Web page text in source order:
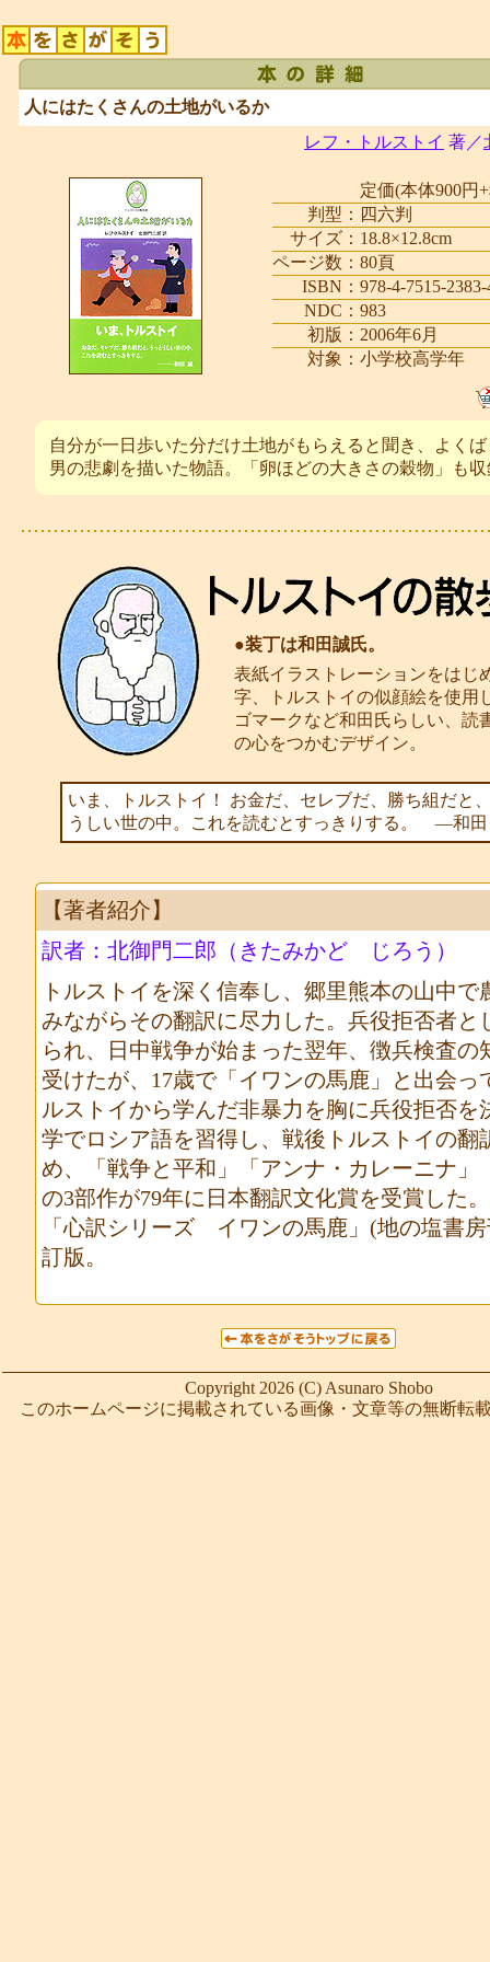
人にはたくさんの土地がいるか
レフ・トルストイ 著／
定価(本体900円
判型： 四六判
サイズ： 18.8×12.8cm
ページ数： 80頁
ISBN： 978-4-7515-2383-
NDC： 983
初版： 2006年6月
対象： 小学校高学年
自分が一日歩いた分だけ土地がもらえると聞き、よく
男の悲劇を描いた物語。「卵ほどの大きさの穀物」も
●装丁は和田誠氏。
表紙イラストレーションをはじ
字、トルストイの似顔絵を使用
ゴマークなど和田氏らしい、読
の心をつかむデザイン。
いま、トルストイ！ お金だ、セレブだ、勝ち組だと
うしい世の中。これを読むとすっきりする。 ―和
【著者紹介】
訳者：北御門二郎（きたみかど じろう）
トルストイを深く信奉し、郷里熊本の山中で
みながらその翻訳に尽力した。兵役拒否者と
られ、日中戦争が始まった翌年、徴兵検査の
受けたが、17歳で「イワンの馬鹿」と出会っ
ルストイから学んだ非暴力を胸に兵役拒否を
学でロシア語を習得し、戦後トルストイの翻
め、「戦争と平和」「アンナ・カレーニナ」
の3部作が79年に日本翻訳文化賞を受賞した
「心訳シリーズ イワンの馬鹿」(地の塩書
訂版。
Copyright 2026 (C) Asunaro Shobo
このホームページに掲載されている画像・文章等の無断転